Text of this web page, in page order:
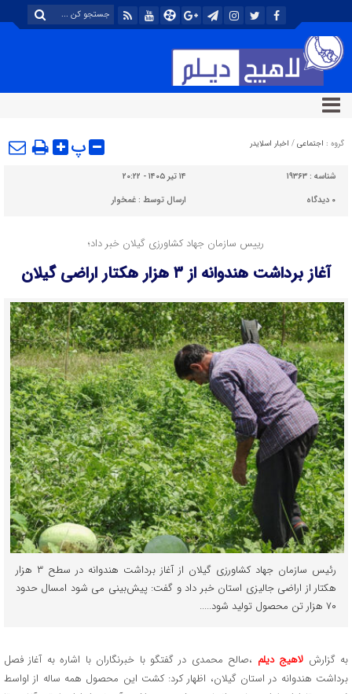
گروه : اجتماعی / اخبار اسلایدر پ
شناسه : ۱۹۳۶۳
۱۴ تیر ۱۴۰۵ - ۲۰:۲۲
۰ دیدگاه ارسال توسط :غمخوار
رییس سازمان جهاد کشاورزی گیلان خبر داد؛
آغاز برداشت هندوانه از ۳ هزار هکتار اراضی گیلان
رئیس سازمان جهاد کشاورزی گیلان از آغاز برداشت هندوانه در سطح ۳ هزار
هکتار از اراضی جالیزی استان خبر داد و گفت: پیش‌بینی می شود امسال حدود
۷۰ هزار تن محصول تولید شود.‌....
به گزارش لاهیج دیلم ،صالح محمدی در گفتگو با خبرنگاران با اشاره به آغاز فصل
برداشت هندوانه در استان گیلان، اظهار کرد: کشت این محصول همه ساله از اواسط